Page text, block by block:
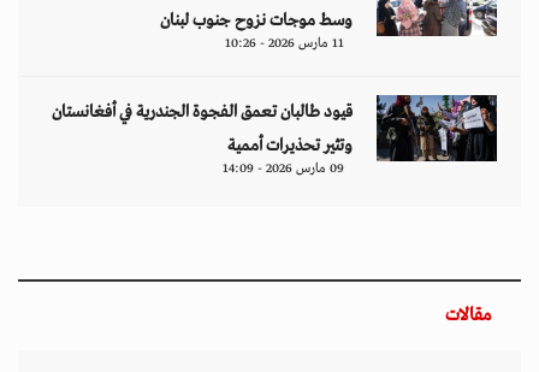
وسط موجات نزوح جنوب لبنان
11 مارس 2026 - 10:26
قيود طالبان تعمق الفجوة الجندرية في أفغانستان
وتثير تحذيرات أممية
09 مارس 2026 - 14:09
مقالات